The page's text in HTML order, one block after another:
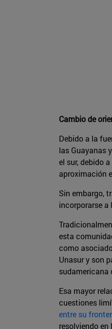
Cambio de
Debido a la
las Guayanas
el sur, debido
aproximación
Sin embargo,
incorporarse
esta
como
Unasur y son
sudamericana
Esa mayor
cuestiones
entre su
resolviendo